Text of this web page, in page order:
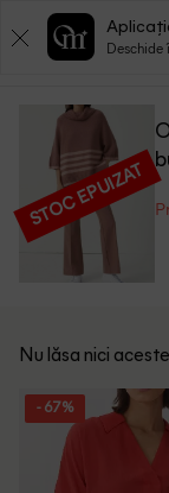
STOC EPUIZAT
Nu lăsa nici
- 67%